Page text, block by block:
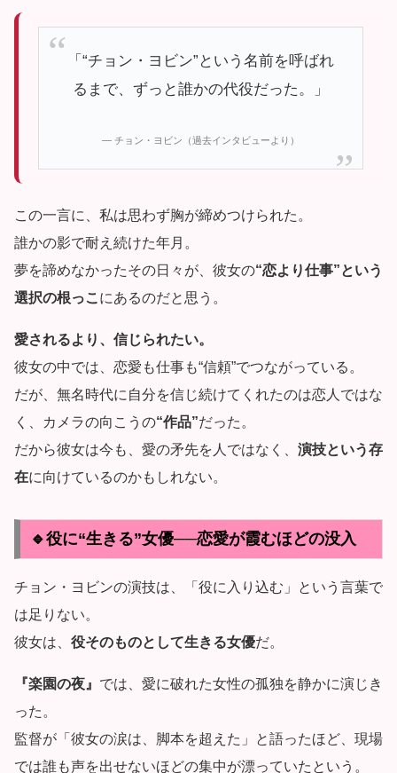
「“チョン・ヨビン”という名前を呼ばれ
るまで、ずっと誰かの代役だった。」
— チョン・ヨビン（過去インタビューより）
この一言に、私は思わず胸が締めつけられた。
誰かの影で耐え続けた年月。
夢を諦めなかったその日々が、彼女の“恋より仕事”という
選択の根っこ にあるのだと思う。
愛されるより、信じられたい。
彼女の中では、恋愛も仕事も“信頼”でつながっている。
だが、無名時代に自分を信じ続けてくれたのは恋人ではな
く、カメラの向こうの“作品”だった。
だから彼女は今も、愛の矛先を人ではなく、 演技という存
在に向けているのかもしれない。
🔹役に“生きる”女優──恋愛が霞むほどの没入
チョン・ヨビンの演技は、「役に入り込む」という言葉で
は足りない。
彼女は、 役そのものとして生きる女優だ。
『楽園の夜』 では、愛に破れた女性の孤独を静かに演じき
った。
監督が「彼女の涙は、脚本を超えた」と語ったほど、現場
では誰も声を出せないほどの集中が漂っていたという。